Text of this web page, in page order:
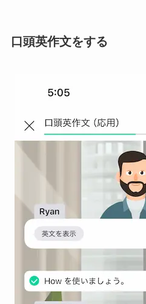
口頭英作文をする